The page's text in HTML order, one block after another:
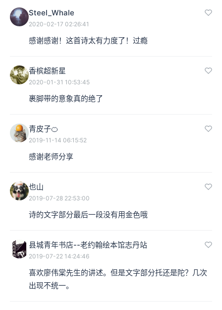
Steel_Whale
2020-02-17 02:26:41
感谢感谢！这首诗太有力度了！过瘾
香槟超新星
2020-01-31 10:53:45
裹脚带的意象真的绝了
青皮子🍊
2019-11-14 06:15:52
感谢老师分享
也山
2019-07-28 22:53:00
诗的文字部分最后一段没有用金色哦
县城青年书店--老约翰绘本馆志丹站
2019-07-22 14:24:46
喜欢廖伟棠先生的讲述。但是文字部分托还是陀？几次
出现不统一。